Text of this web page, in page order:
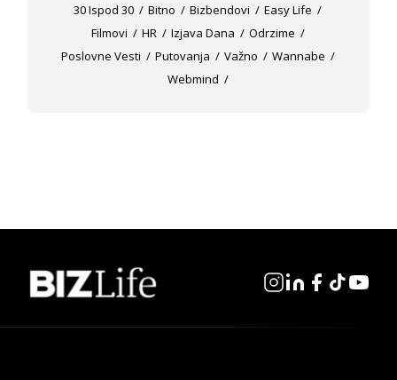
30 Ispod 30 Bitno Bizbendovi
Easy Life
Filmovi
HR Izjava Dana
Odrzime
Poslovne Vesti
Putovanja Važno
Wannabe
Webmind